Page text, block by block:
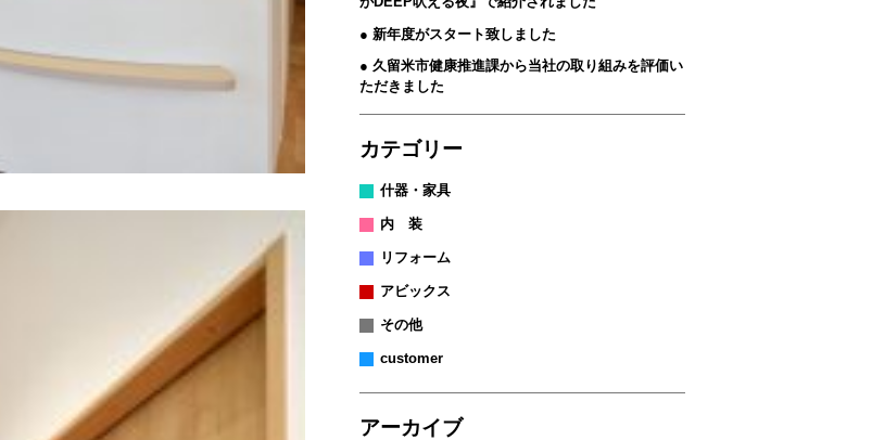
新年度がスタート致しました
久留米市健康推進課から当社の取り組みを評価い
ただきました
カテゴリー
什器・家具
内 装
リフォーム
アビックス
その他
customer
アーカイブ